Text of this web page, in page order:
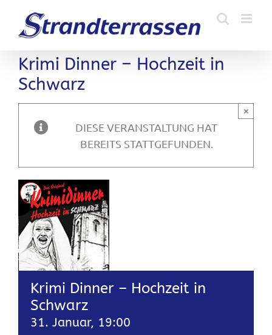
Inhalt
springen
Krimi Dinner – Hochzeit in
Schwarz
DIESE VERANSTALTUNG HAT
BEREITS STATTGEFUNDEN.
×
Krimi Dinner – Hochzeit in
Schwarz
31. Januar, 19:00